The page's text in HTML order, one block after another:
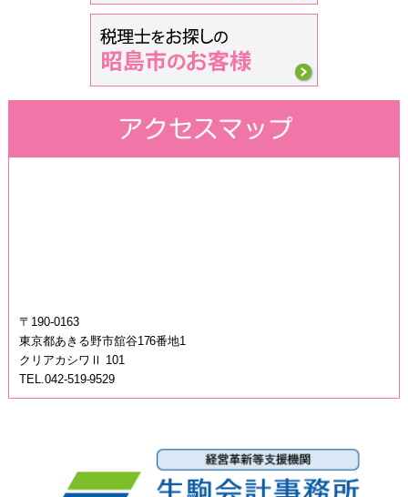
〒190-0163
東京都あきる野市舘谷176番地1
クリアカシワⅡ 101
TEL.042-519-9529